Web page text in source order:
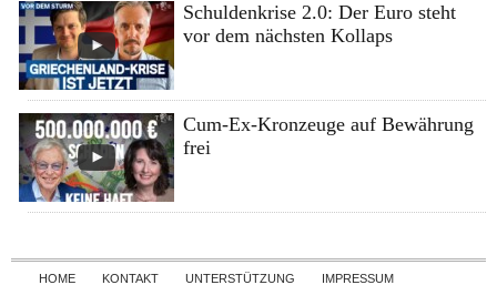
Schuldenkrise 2.0: Der Euro steht
vor dem nächsten Kollaps
Cum-Ex-Kronzeuge auf Bewährung
frei
Skip to content
HOME KONTAKT UNTERSTÜTZUNG IMPRESSUM